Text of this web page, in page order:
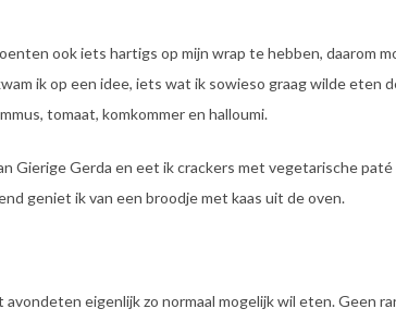
ook iets hartigs op mijn wrap te hebben, daarom
ik op een idee, iets wat ik sowieso graag wilde eten
tomaat, komkommer en halloumi.
Gierige Gerda en eet ik crackers met vegetarische
geniet ik van een broodje met kaas uit de oven.
eigenlijk zo normaal mogelijk wil eten. Geen